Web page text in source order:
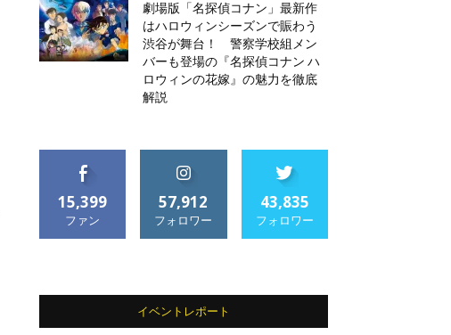
劇場版「名探偵コナン」最新作
はハロウィンシーズンで賑わう
渋谷が舞台！ 警察学校組メン
バーも登場の『名探偵コナン ハ
ロウィンの花嫁』の魅力を徹底
解説
15,399
ファン
57,912
フォロワー
43,835
フォロワー
イベントレポート